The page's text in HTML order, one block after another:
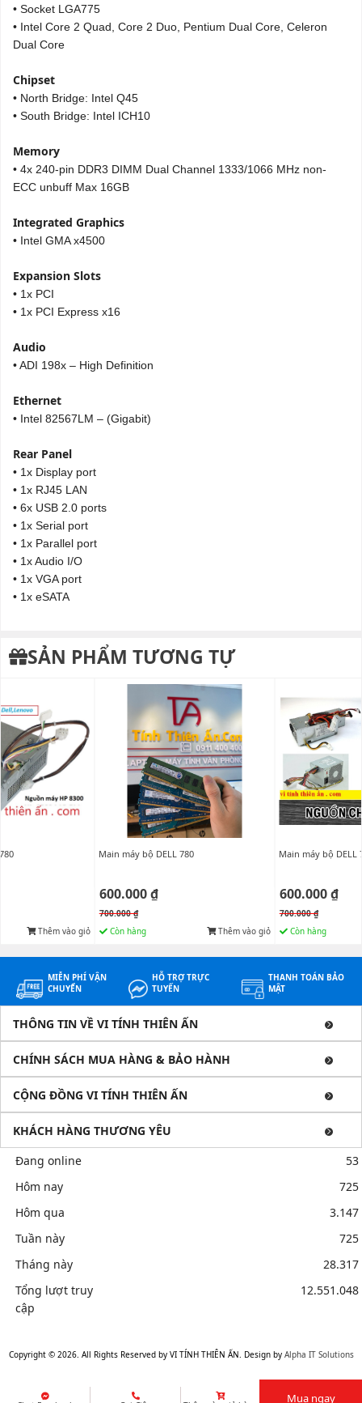
• Socket LGA775
• Intel Core 2 Quad, Core 2 Duo, Pentium Dual Core, Celeron
Dual Core
Chipset
• North Bridge: Intel Q45
• South Bridge: Intel ICH10
Memory
• 4x 240-pin DDR3 DIMM Dual Channel 1333/1066 MHz non-
ECC unbuff Max 16GB
Integrated Graphics
• Intel GMA x4500
Expansion Slots
• 1x PCI
• 1x PCI Express x16
Audio
• ADI 198x – High Definition
Ethernet
• Intel 82567LM – (Gigabit)
Rear Panel
• 1x Display port
• 1x RJ45 LAN
• 6x USB 2.0 ports
• 1x Serial port
• 1x Parallel port
• 1x Audio I/O
• 1x VGA port
• 1x eSATA
SẢN PHẨM TƯƠNG TỰ
Thêm vào giỏ
Main máy bộ DELL 780
600.000 ₫
700.000 ₫
Còn hàng
Thêm vào giỏ
Main máy bộ DELL
600.000 ₫
700.000 ₫
Còn hàng
MIỄN PHÍ VẬN
CHUYỂN
HỖ TRỢ TRỰC
TUYẾN
THANH TOÁN BẢO
MẬT
THÔNG TIN VỀ VI TÍNH THIÊN ẤN
CHÍNH SÁCH MUA HÀNG & BẢO HÀNH
CỘNG ĐỒNG VI TÍNH THIÊN ẤN
KHÁCH HÀNG THƯƠNG YÊU
Đang online
53
Hôm nay
725
Hôm qua
3.147
Tuần này
725
Tháng này
28.317
Tổng lượt truy
cập
12.551.048
net giá cao Sửa điện thoại tại Quảng Ngãi, Ép kính Iphone, Sửa lỗi
Copyright © 2026. All Rights Reserved by VI TÍNH THIÊN ẤN. Design by Alpha IT Solutions
Mua ngay